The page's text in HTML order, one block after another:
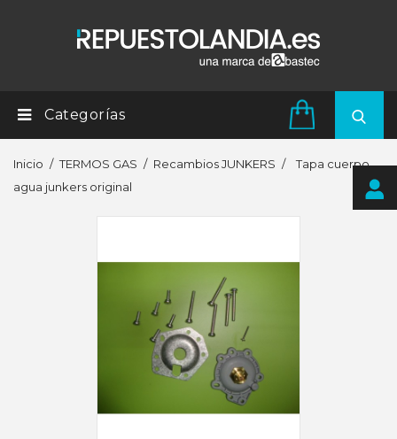
Categorías
Inicio TERMOS GAS Recambios JUNKERS
Tapa cuerpo
agua junkers original